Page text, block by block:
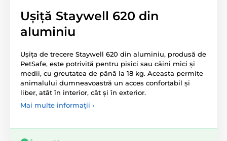
Ușiță Staywell 620 din
aluminiu
Ușița de trecere Staywell 620 din aluminiu, produsă de
PetSafe, este potrivită pentru pisici sau câini mici și
medii, cu greutatea de până la 18 kg. Aceasta permite
animalului dumneavoastră un acces confortabil și
liber, atât în interior, cât și în exterior.
Mai multe informații ›